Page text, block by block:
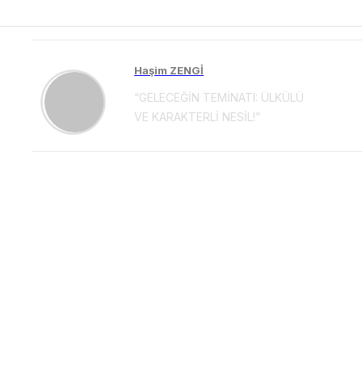
Haşim ZENGİ
“GELECEĞİN TEMİNATI: ÜLKÜLÜ
VE KARAKTERLİ NESİL!”